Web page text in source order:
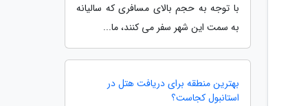
با توجه به حجم بالای مسافری که سالیانه
به سمت این شهر سفر می کنند، ما...
بهترین منطقه برای دریافت هتل در
استانبول کجاست؟